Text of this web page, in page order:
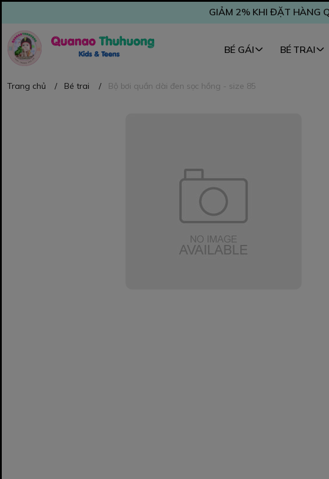
GIẢM 2% KHI ĐẶT HÀNG
BÉ GÁI BÉ TRAI
Trang chủ / Bé trai / Bộ bơi quần dài đen sọc hồng - size 85